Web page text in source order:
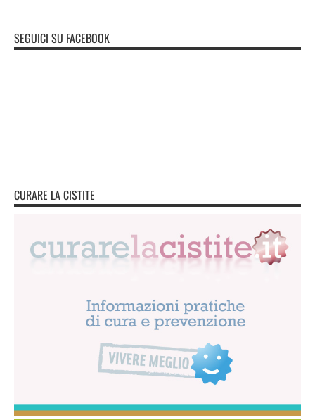
SEGUICI SU FACEBOOK
CURARE LA CISTITE